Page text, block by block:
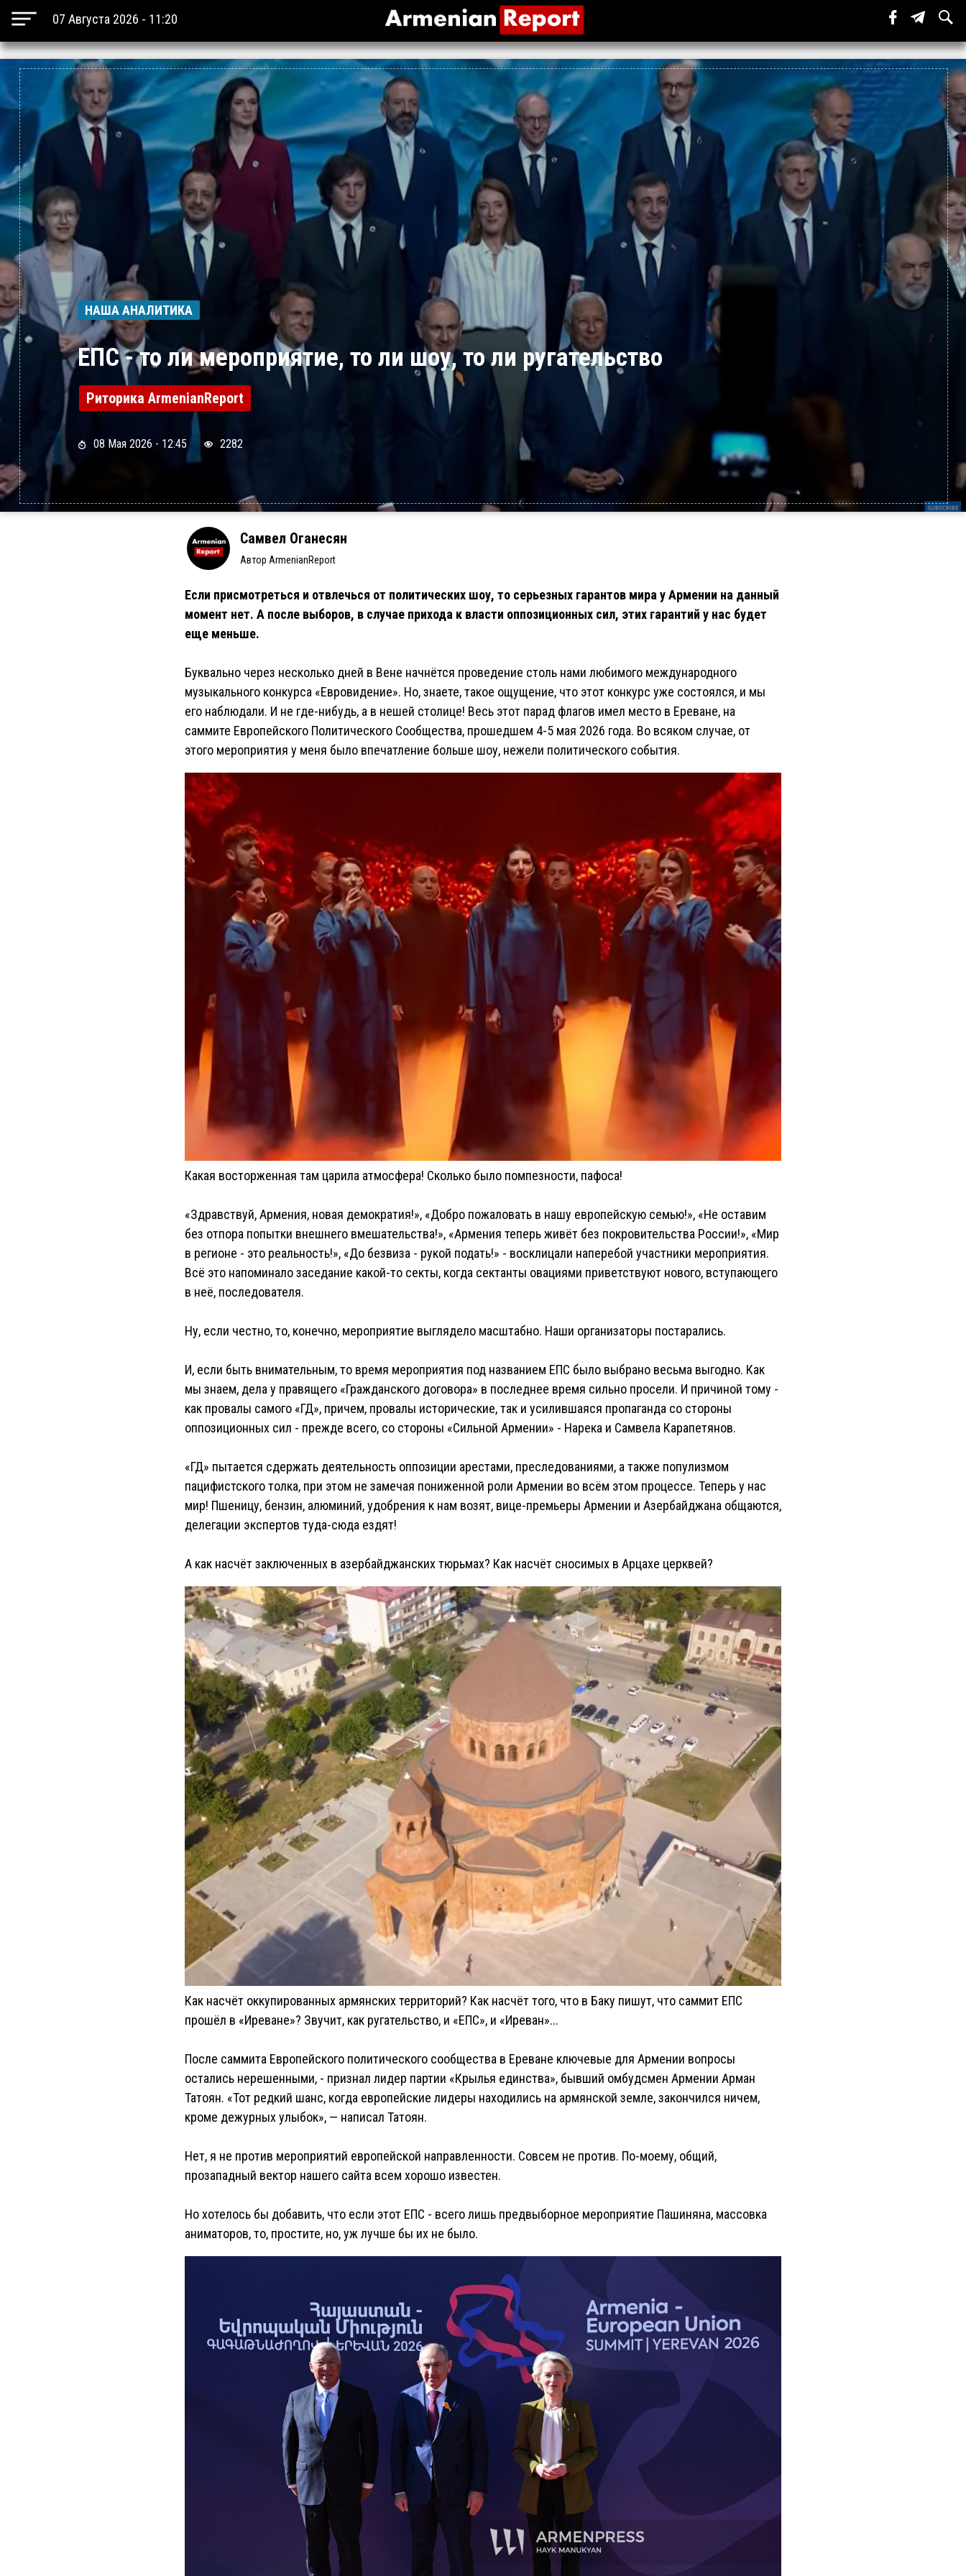
07 Августа 2026 - 11:20
НАША АНАЛИТИКА
ЕПС - то ли мероприятие, то ли шоу, то ли ругательство
Риторика ArmenianReport
08 Мая 2026 - 12:45 2282
Самвел Оганесян
Автор ArmenianReport
Если присмотреться и отвлечься от политических шоу, то серьезных гарантов мира у Армении на данный
момент нет. А после выборов, в случае прихода к власти оппозиционных сил, этих гарантий у нас будет
еще меньше.
Буквально через несколько дней в Вене начнётся проведение столь нами любимого международного
музыкального конкурса «Евровидение». Но, знаете, такое ощущение, что этот конкурс уже состоялся, и мы
его наблюдали. И не где-нибудь, а в нешей столице! Весь этот парад флагов имел место в Ереване, на
саммите Европейского Политического Сообщества, прошедшем 4-5 мая 2026 года. Во всяком случае, от
этого мероприятия у меня было впечатление больше шоу, нежели политического события.
Какая восторженная там царила атмосфера! Сколько было помпезности, пафоса!
«Здравствуй, Армения, новая демократия!», «Добро пожаловать в нашу европейскую семью!», «Не оставим
без отпора попытки внешнего вмешательства!», «Армения теперь живёт без покровительства России!», «Мир
в регионе - это реальность!», «До безвиза - рукой подать!» - восклицали наперебой участники мероприятия.
Всё это напоминало заседание какой-то секты, когда сектанты овациями приветствуют нового, вступающего
в неё, последователя.
Ну, если честно, то, конечно, мероприятие выглядело масштабно. Наши организаторы постарались.
И, если быть внимательным, то время мероприятия под названием ЕПС было выбрано весьма выгодно. Как
мы знаем, дела у правящего «Гражданского договора» в последнее время сильно просели. И причиной тому -
как провалы самого «ГД», причем, провалы исторические, так и усилившаяся пропаганда со стороны
оппозиционных сил - прежде всего, со стороны «Сильной Армении» - Нарека и Самвела Карапетянов.
«ГД» пытается сдержать деятельность оппозиции арестами, преследованиями, а также популизмом
пацифистского толка, при этом не замечая пониженной роли Армении во всём этом процессе. Теперь у нас
мир! Пшеницу, бензин, алюминий, удобрения к нам возят, вице-премьеры Армении и Азербайджана общаются,
делегации экспертов туда-сюда ездят!
А как насчёт заключенных в азербайджанских тюрьмах? Как насчёт сносимых в Арцахе церквей?
Как насчёт оккупированных армянских территорий? Как насчёт того, что в Баку пишут, что саммит ЕПС
прошёл в «Иреване»? Звучит, как ругательство, и «ЕПС», и «Иреван»...
После саммита Европейского политического сообщества в Ереване ключевые для Армении вопросы
остались нерешенными, - признал лидер партии «Крылья единства», бывший омбудсмен Армении Арман
Татоян. «Тот редкий шанс, когда европейские лидеры находились на армянской земле, закончился ничем,
кроме дежурных улыбок», — написал Татоян.
Нет, я не против мероприятий европейской направленности. Совсем не против. По-моему, общий,
прозападный вектор нашего сайта всем хорошо известен.
Но хотелось бы добавить, что если этот ЕПС - всего лишь предвыборное мероприятие Пашиняна, массовка
аниматоров, то, простите, но, уж лучше бы их не было.